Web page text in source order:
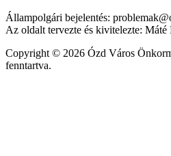
Állampolgári bejelentés:
Az oldalt tervezte és kivitelezte: Máté
Copyright © 2026 Ózd Város
fenntartva.